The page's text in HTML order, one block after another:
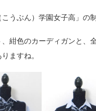
うぶん）学園女子高」の制
紺色のカーディガンと、
ますね。